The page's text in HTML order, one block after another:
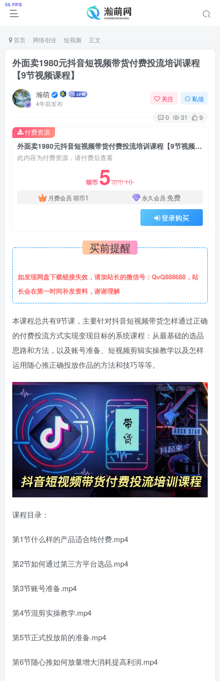
首页 网络创业 短视频 正文
外面卖1980元抖音短视频带货付费投流培训课程
【9节视频课程】
瀚萌
4年前发布
关注 私信
0 31 9
外面卖1980元抖音短视频带货付费投流培训课程【9节视频课程】
此内容为付费资源，请付费后查看
萌币 5萌币10
月费会员 萌币1 永久会员 免费
登录购买
付费资源
买前提醒
如发现网盘下载链接失效，请加站长的微信号：QvQ888688，站
长会在第一时间补发资料，谢谢理解
本课程总共有9节课，主要针对抖音短视频带货怎样通过正确
的付费投流方式实现变现目标的系统课程：从最基础的选品
思路和方法，以及账号准备、短视频剪辑实操教学以及怎样
运用随心推正确投放作品的方法和技巧等等。
课程目录：
第1节什么样的产品适合纯付费.mp4
第2节如何通过第三方平台选品.mp4
第3节账号准备.mp4
第4节混剪实操教学.mp4
第5节正式投放前的准备.mp4
第6节随心推如何放量增大消耗提高利润.mp4